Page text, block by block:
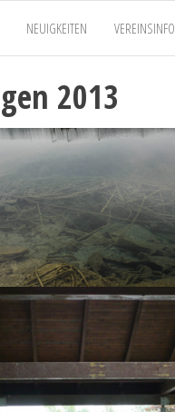
NEUIGKEITEN VEREINSINFO
2013